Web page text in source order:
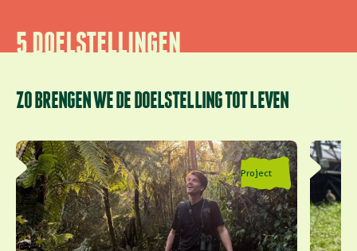
5 DOELSTELLINGEN
ZO BRENGEN WE DE DOELSTELLING TOT LEVEN
Project
Lees meer over Natuurbehoud in Madagaskar
Lees